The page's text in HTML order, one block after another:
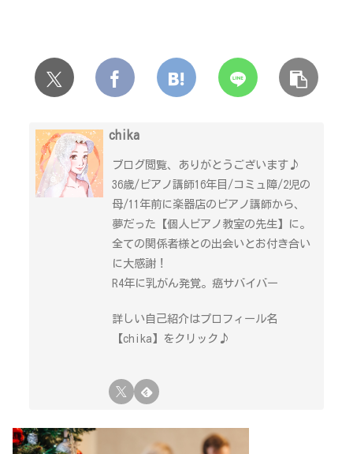
chika
ブログ閲覧、ありがとうございます♪
36歳/ピアノ講師16年目/コミュ障/2児の
母/11年前に楽器店のピアノ講師から、
夢だった【個人ピアノ教室の先生】に。
全ての関係者様との出会いとお付き合い
に大感謝！
R4年に乳がん発覚。癌サバイバー
詳しい自己紹介はプロフィール名
【chika】をクリック♪